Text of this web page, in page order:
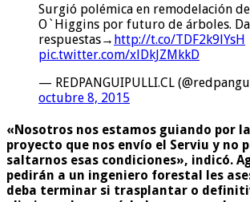
Surgió polémica en remodelación
O`Higgins por futuro de árboles.
respuestas→ http://t.co/TDF2k9lYsH
pic.twitter.com/xlDkJZMkkD
— REDPANGUIPULLI.CL
octubre 8, 2015
«Nosotros nos estamos guiando por
proyecto que nos envío el Serviu y no
saltarnos esas condiciones», indicó.
pedirán a un ingeniero forestal les
deba terminar si trasplantar o